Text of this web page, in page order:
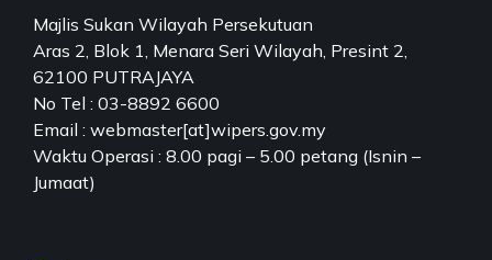
Majlis Sukan Wilayah Persekutuan
Aras 2, Blok 1, Menara Seri Wilayah, Presint 2,
62100 PUTRAJAYA
No Tel : 03-8892 6600
Email : webmaster[at]wipers.gov.my
Waktu Operasi : 8.00 pagi – 5.00 petang (Isnin –
Jumaat)